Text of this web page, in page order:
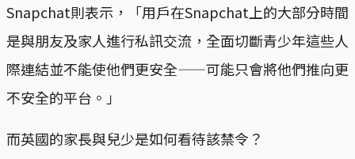
Snapchat則表示，「用戶在Snapchat上的大部分時間
是與朋友及家人進行私訊交流，全面切斷青少年這些人
際連結並不能使他們更安全——可能只會將他們推向更
不安全的平台。」
而英國的家長與兒少是如何看待該禁令？